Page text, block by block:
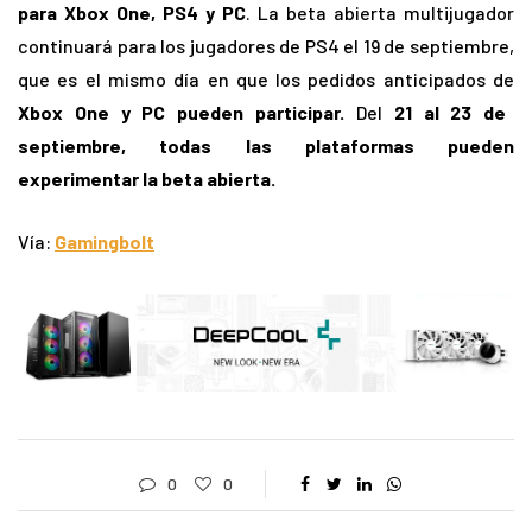
para Xbox One, PS4 y PC. La beta abierta multijugador
continuará para los jugadores de PS4 el 19 de septiembre,
que es el mismo día en que los pedidos anticipados de
Xbox One y PC pueden participar. Del 21 al 23 de
septiembre, todas las plataformas pueden
experimentar la beta abierta.
Vía: Gamingbolt
0 0